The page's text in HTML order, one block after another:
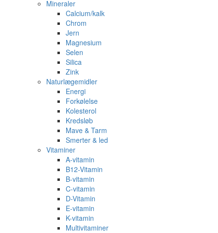
Mineraler
Calcium/kalk
Chrom
Jern
Magnesium
Selen
Silica
Zink
Naturlægemidler
Energi
Forkølelse
Kolesterol
Kredsløb
Mave & Tarm
Smerter & led
Vitaminer
A-vitamin
B12-Vitamin
B-vitamin
C-vitamin
D-Vitamin
E-vitamin
K-vitamin
Multivitaminer